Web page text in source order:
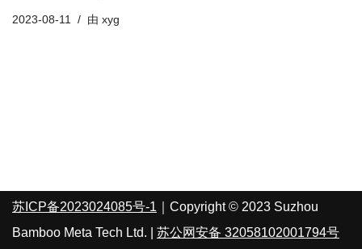
2023-08-11 由 xyg
苏ICP备2023024085号-1 ｜Copyright © 2023 Suzhou
Bamboo Meta Tech Ltd. | 苏公网安备 32058102001794号